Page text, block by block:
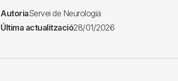
AutoriaServei de Neurologia
Última actualització28/01/2026